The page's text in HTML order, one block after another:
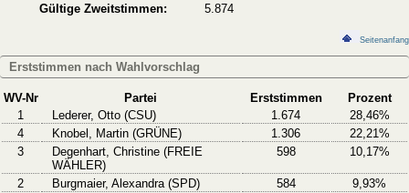
Gültige Zweitstimmen:
5.874
Seitenanfang
Erststimmen nach Wahlvorschlag
WV-Nr Partei Erststimmen
Prozent
1
Lederer, Otto (CSU) 1.674
28,46%
4
Knobel, Martin (GRÜNE) 1.306
22,21%
3
Degenhart, Christine (FREIE
WÄHLER)
598 10,17%
2 Burgmaier, Alexandra (SPD) 584
9,93%